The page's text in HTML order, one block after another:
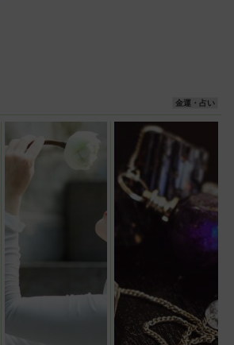
金運・占い